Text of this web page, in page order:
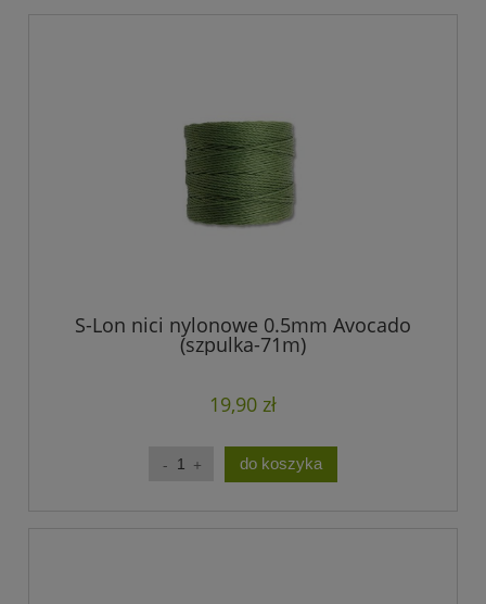
S-Lon nici nylonowe 0.5mm Avocado
(szpulka-71m)
19,90 zł
do koszyka